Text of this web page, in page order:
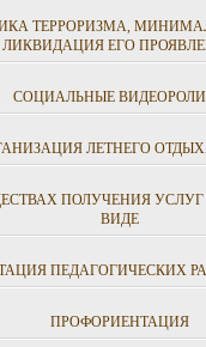
ТЕРРОРИЗМА,
ЛИКВИДАЦИЯ ЕГО
СОЦИАЛЬНЫЕ
ЛЕТНЕГО
ПОЛУЧЕНИЯ
ВИДЕ
ПЕДАГОГИЧЕСКИХ
ПРОФОРИЕНТАЦИЯ